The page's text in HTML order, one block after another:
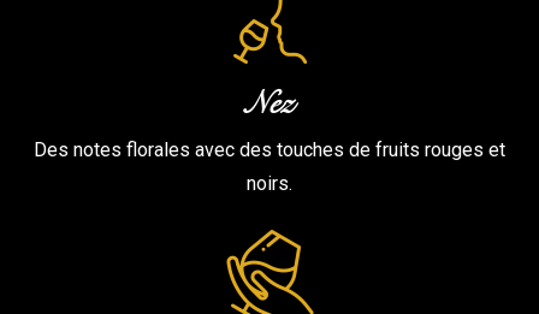
Nez
Des notes florales avec des touches de fruits rouges et
noirs.